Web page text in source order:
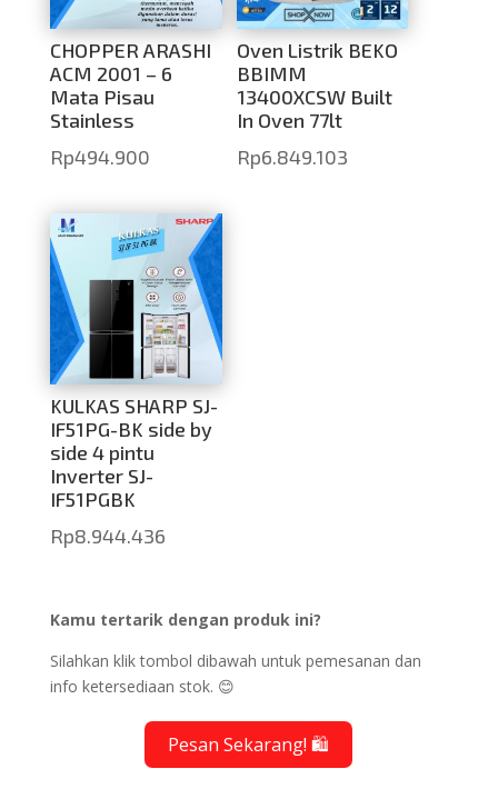
CHOPPER ARASHI
ACM 2001 – 6
Mata Pisau
Stainless
Rp494.900
Oven Listrik BEKO
BBIMM
13400XCSW Built
In Oven 77lt
Rp6.849.103
KULKAS SHARP SJ-
IF51PG-BK side by
side 4 pintu
Inverter SJ-
IF51PGBK
Rp8.944.436
Kamu tertarik dengan produk ini?
Silahkan klik tombol dibawah untuk pemesanan dan
info ketersediaan stok. 😊
Pesan Sekarang! 🛍️